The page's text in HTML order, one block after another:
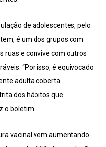
de adolescentes, pelo
é um dos grupos com
ruas e convive com outros
“Por isso, é equivocado
adulta coberta
dos hábitos que
o boletim.
vacinal vem aumentando